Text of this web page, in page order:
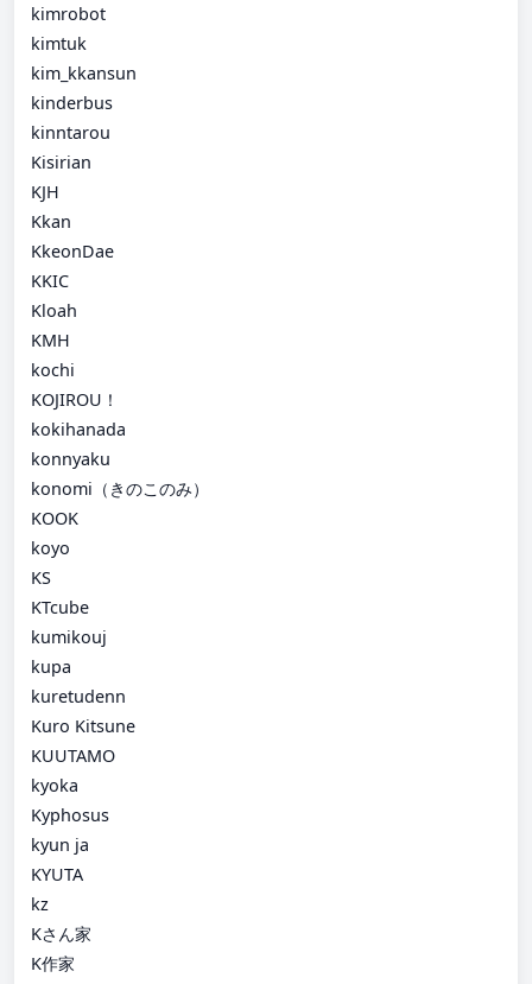
kimrobot
kimtuk
kim_kkansun
kinderbus
kinntarou
Kisirian
KJH
Kkan
KkeonDae
KKIC
Kloah
KMH
kochi
KOJIROU！
kokihanada
konnyaku
konomi（きのこのみ）
KOOK
koyo
KS
KTcube
kumikouj
kupa
kuretudenn
Kuro Kitsune
KUUTAMO
kyoka
Kyphosus
kyun ja
KYUTA
kz
Kさん家
K作家